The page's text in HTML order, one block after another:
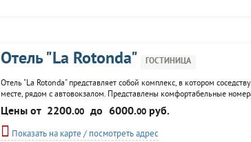
Отель "La Rotonda" ГОСТИНИЦА
Отель "La Rotonda" представляет собой комплекс, в котором
месте, рядом с автовокзалом. Представлены комфортабельные
конференц-зал, пиццерия, кафе, бильярд, экскурсионное
Цены от 2200.00 до 6000.00руб.
Показать на карте / посмотреть адрес